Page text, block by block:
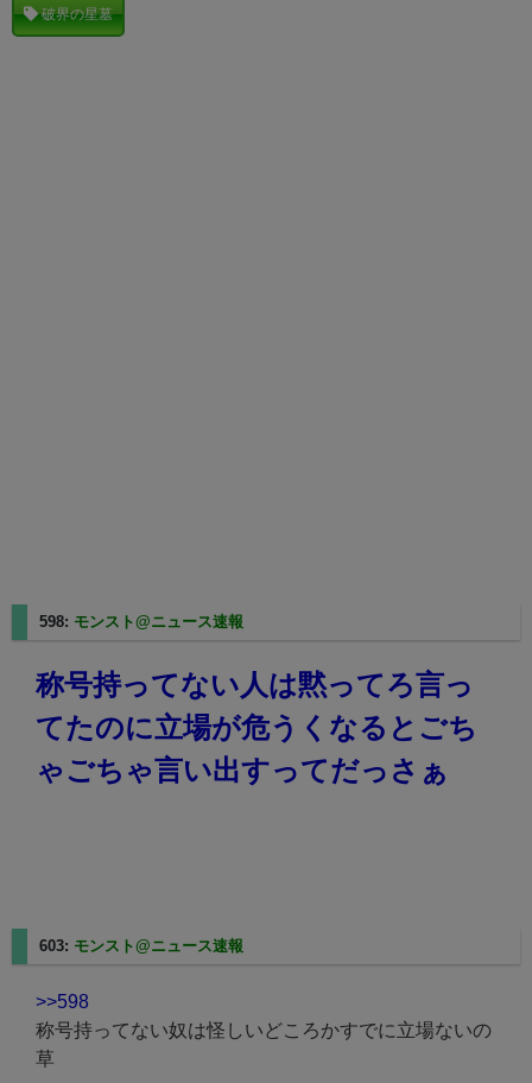
破界の星墓
598: モンスト@ニュース速報
称号持ってない人は黙ってろ言っ
てたのに立場が危うくなるとごち
ゃごちゃ言い出すってだっさぁ
603: モンスト@ニュース速報
>>598
称号持ってない奴は怪しいどころかすでに立場ないの
草